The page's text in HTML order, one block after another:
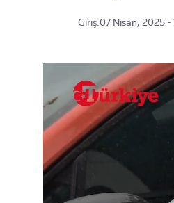
Giriş:07 Nisan, 2025 -